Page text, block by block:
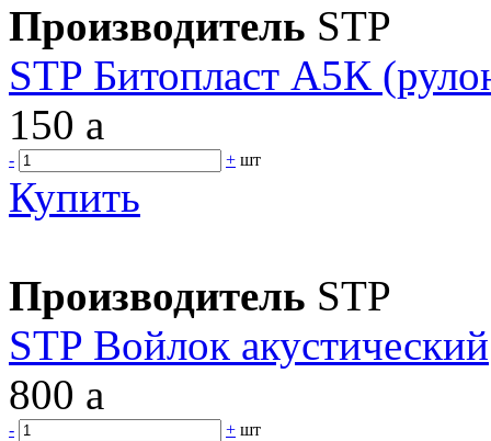
Производитель STP
STP Битопласт А5К
150 a
- + шт
Купить
Производитель STP
STP Войлок акустический
800 a
- + шт